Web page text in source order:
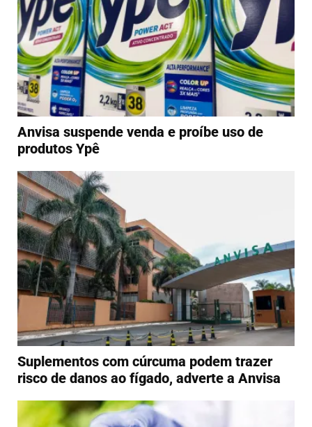
Anvisa suspende venda e proíbe uso de
produtos Ypê
Suplementos com cúrcuma podem trazer
risco de danos ao fígado, adverte a Anvisa